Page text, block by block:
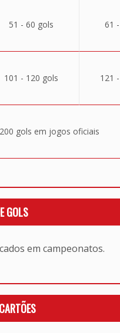
51 - 60 gols 61
101 - 120 gols 121
gols em jogos oficiais
GOLS
em campeonatos.